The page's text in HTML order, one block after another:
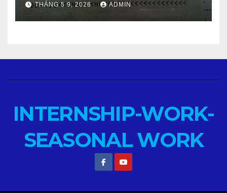
THÁNG 5 9, 2026 ADMIN
INTERNSHIP-WORK-
SEASONAL WORK